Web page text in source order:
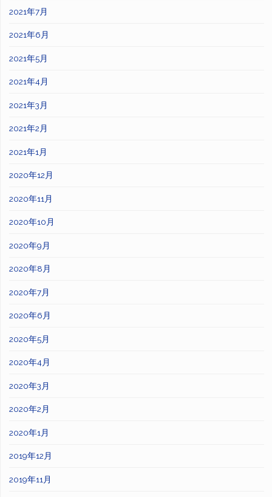
2021年7月
2021年6月
2021年5月
2021年4月
2021年3月
2021年2月
2021年1月
2020年12月
2020年11月
2020年10月
2020年9月
2020年8月
2020年7月
2020年6月
2020年5月
2020年4月
2020年3月
2020年2月
2020年1月
2019年12月
2019年11月